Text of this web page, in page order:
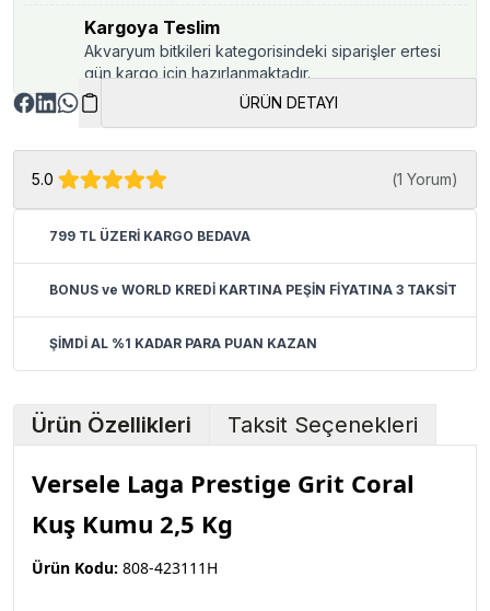
Kargoya Teslim
Akvaryum bitkileri kategorisindeki siparişler ertesi
gün kargo için hazırlanmaktadır.
ÜRÜN DETAYI
5.0 (1 Yorum)
799 TL ÜZERİ KARGO BEDAVA
BONUS ve WORLD KREDİ KARTINA PEŞİN FİYATINA 3 TAKSİT
ŞİMDİ AL %1 KADAR PARA PUAN KAZAN
Ürün Özellikleri Taksit Seçenekleri
Versele Laga Prestige Grit Coral
Kuş Kumu 2,5 Kg
Ürün Kodu: 808-423111H